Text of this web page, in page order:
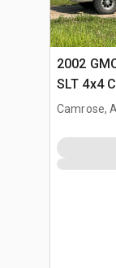
2002
SLT 4x4
Camrose,